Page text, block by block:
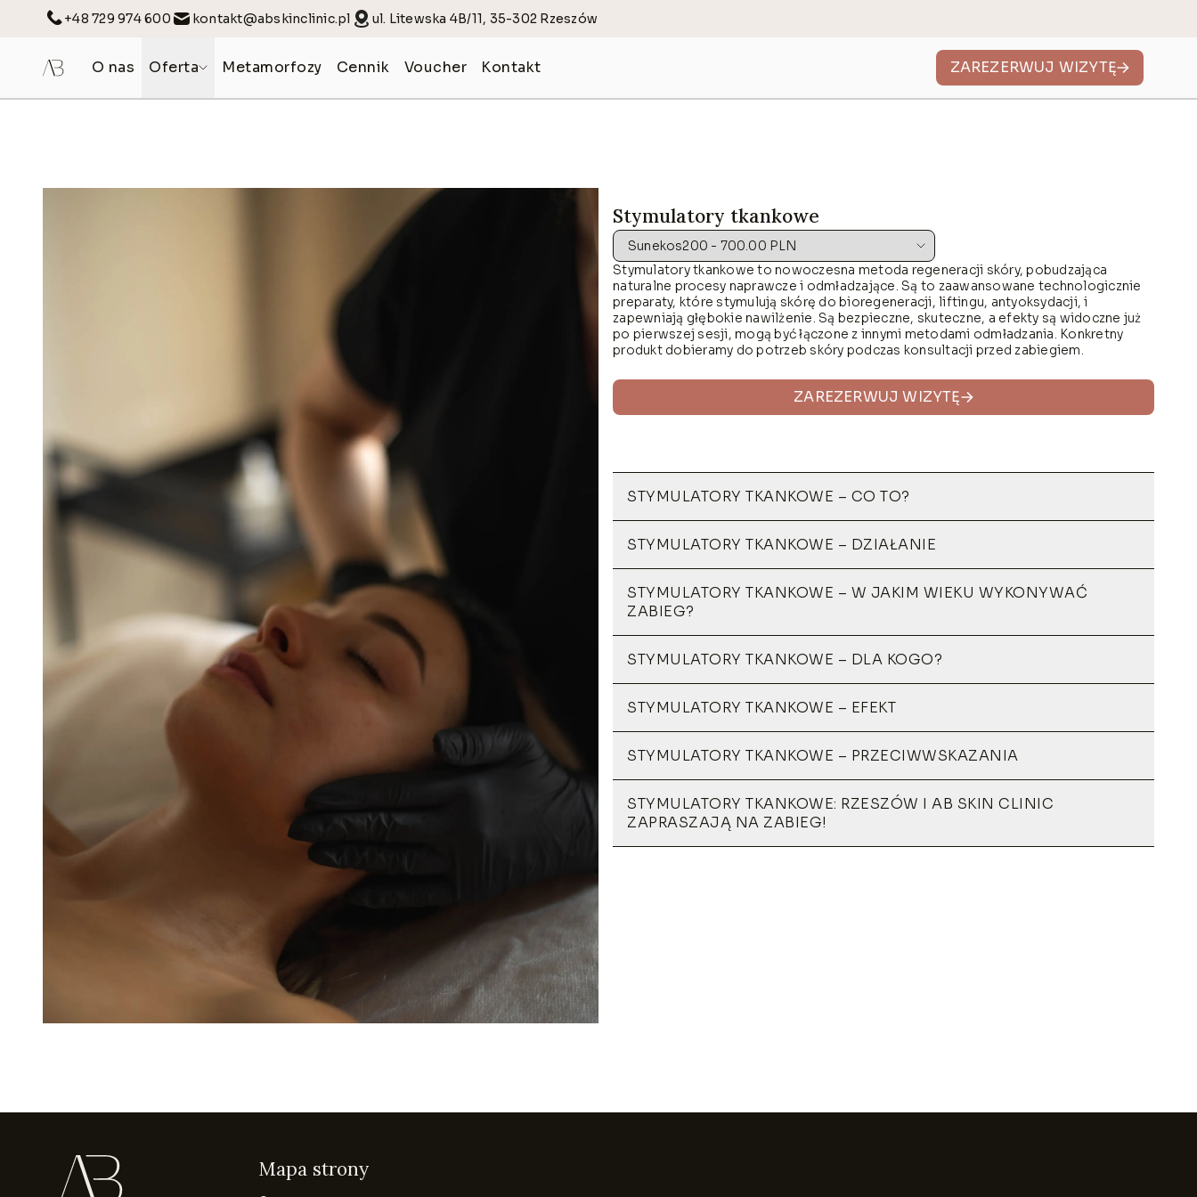
+48 729 974 600 kontakt@abskinclinic.pl ul. Litewska 4B/11, 35-302 Rzeszów
O nas Oferta Metamorfozy Cennik Voucher Kontakt
Terapie dla kobiet w ciąży
Terapie dla skóry trądzikowej
Terapie lecznicze- przebarwienia, naczynka
Terapie profilaktyczne- nawilżanie, odbudowa
Oczyszczanie wodorowe
Infuzja tlenowa
Laser frakcyjny ablacyjny CO2 Finexel
Laser Alma Harmony DYE-VL
Depilacja Laserowa Primelase
Fototerapia Dermalux MED
Alma Harmony Termolifting NIR
ZAREZERWUJ WIZYTĘ
Stymulatory tkankowe
Stymulatory tkankowe to nowoczesna metoda regeneracji skóry, pobudzająca
naturalne procesy naprawcze i odmładzające. Są to zaawansowane technologicznie
preparaty, które stymulują skórę do bioregeneracji, liftingu, antyoksydacji, i
zapewniają głębokie nawilżenie. Są bezpieczne, skuteczne, a efekty są widoczne już
po pierwszej sesji, mogą być łączone z innymi metodami odmładzania. Konkretny
produkt dobieramy do potrzeb skóry podczas konsultacji przed zabiegiem.
ZAREZERWUJ WIZYTĘ
STYMULATORY TKANKOWE – CO TO?
STYMULATORY TKANKOWE – DZIAŁANIE
STYMULATORY TKANKOWE – W JAKIM WIEKU WYKONYWAĆ
ZABIEG?
STYMULATORY TKANKOWE – DLA KOGO?
STYMULATORY TKANKOWE – EFEKT
STYMULATORY TKANKOWE – PRZECIWWSKAZANIA
STYMULATORY TKANKOWE: RZESZÓW I AB SKIN CLINIC
ZAPRASZAJĄ NA ZABIEG!
Mapa strony